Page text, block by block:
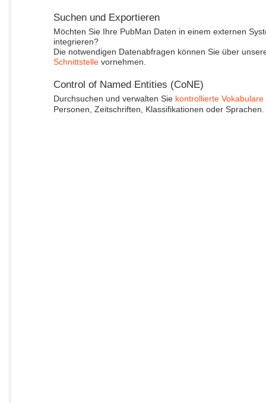
Suchen und Exportieren
Möchten Sie Ihre PubMan Daten in einem externen
integrieren?
Die notwendigen Datenabfragen können Sie über
Schnittstellevornehmen.
Control of Named Entities (CoNE)
Durchsuchen und verwalten Sie kontrollierte Vokabulare
Personen, Zeitschriften, Klassifikationen oder Sprachen.